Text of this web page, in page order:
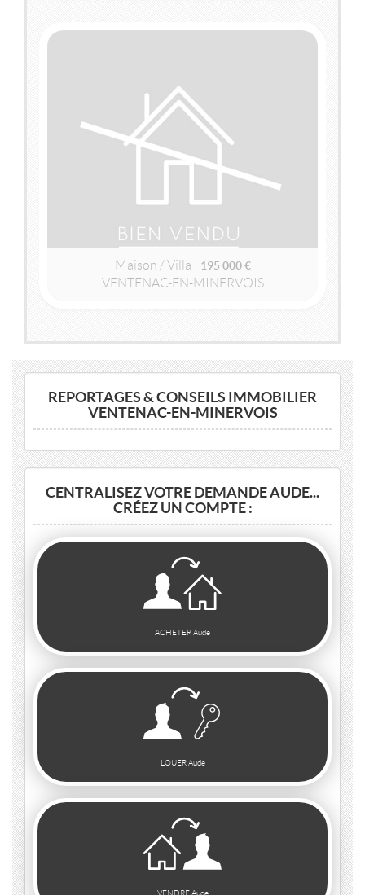
Maison / Villa | 195 000 €
VENTENAC-EN-MINERVOIS
VENTENAC-EN-MINERVOIS
MAISON / VILLA
195 000 €
REPORTAGES & CONSEILS IMMOBILIER
VENTENAC-EN-MINERVOIS
CENTRALISEZ VOTRE DEMANDE AUDE...
CRÉEZ UN COMPTE :
ACHETER Aude
LOUER Aude
VENDRE Aude